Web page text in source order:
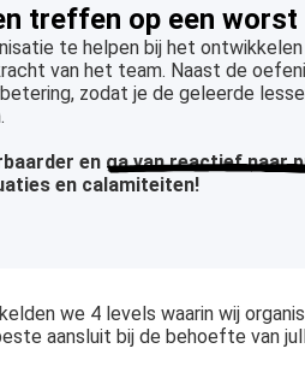
treffen op een
te helpen bij het
van het team. Naast de
zodat je de geleerde
en ga van reactief naar
en calamiteiten!
we 4 levels waarin wij
aansluit bij de behoefte van